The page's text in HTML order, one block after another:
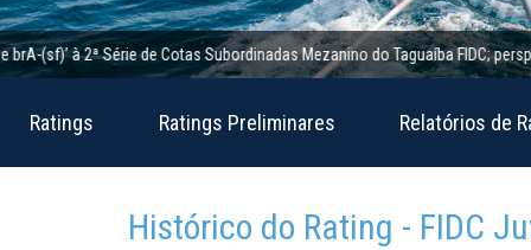
à 2ª Série de Cotas Subordinadas Mezanino do Taguaíba FIDC; perspectiva
Ratings Ratings Preliminares Relatórios de
Histórico do Rating - FIDC